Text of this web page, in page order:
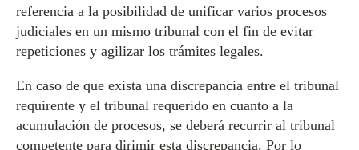
referencia a la posibilidad de unificar varios procesos
judiciales en un mismo tribunal con el fin de evitar
repeticiones y agilizar los trámites legales.
En caso de que exista una discrepancia entre el tribunal
requirente y el tribunal requerido en cuanto a la
acumulación de procesos, se deberá recurrir al tribunal
competente para dirimir esta discrepancia. Por lo